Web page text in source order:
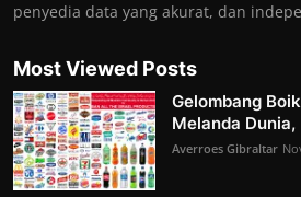
penyedia data yang akurat, dan
Most Viewed Posts
Gelombang
Melanda Dunia,
Averroes Gibraltar